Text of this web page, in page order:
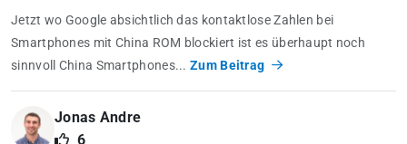
Jetzt wo Google absichtlich das kontaktlose Zahlen bei
Smartphones mit China ROM blockiert ist es überhaupt noch
sinnvoll China Smartphones...Zum Beitrag
Jonas Andre
6